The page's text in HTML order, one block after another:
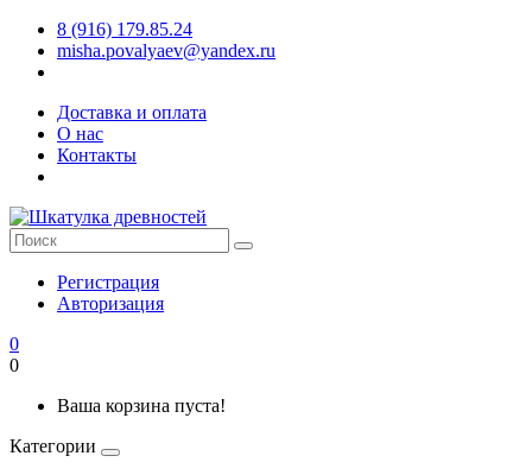
8 (916) 179.85.24
misha.povalyaev@yandex.ru
Доставка и оплата
О нас
Контакты
Регистрация
Авторизация
0
0
Ваша корзина пуста!
Категории